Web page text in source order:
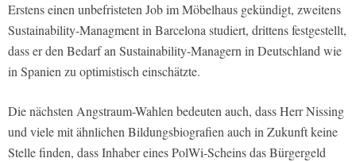
Erstens einen unbefristeten Job im Möbelhaus gekündigt, zweitens
Sustainability-Managment in Barcelona studiert, drittens festgestellt,
dass er den Bedarf an Sustainability-Managern in Deutschland wie
in Spanien zu optimistisch einschätzte.
Die nächsten Angstraum-Wahlen bedeuten auch, dass Herr Nissing
und viele mit ähnlichen Bildungsbiografien auch in Zukunft keine
Stelle finden, dass Inhaber eines PolWi-Scheins das Bürgergeld